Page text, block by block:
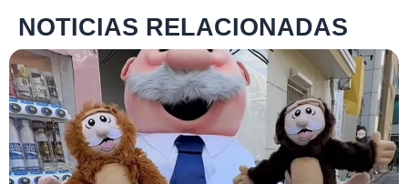
NOTICIAS RELACIONADAS